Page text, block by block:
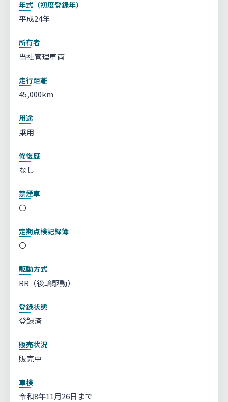
年式（初度登録年）
平成24年
所有者
当社管理車両
走行距離
45,000km
用途
乗用
修復歴
なし
禁煙車
〇
定期点検記録簿
〇
駆動方式
RR（後輪駆動）
登録状態
登録済
販売状況
販売中
車検
令和8年11月26日まで